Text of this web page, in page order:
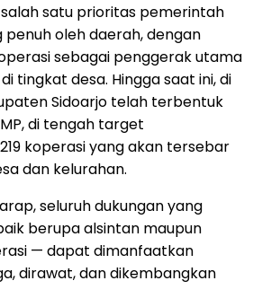
satu prioritas pemerintah
penuh oleh daerah, dengan
sebagai penggerak utama
tingkat desa. Hingga saat ini, di
Sidoarjo telah terbentuk
di tengah target
koperasi yang akan tersebar
dan kelurahan.
seluruh dukungan yang
berupa alsintan maupun
— dapat dimanfaatkan
dirawat, dan dikembangkan